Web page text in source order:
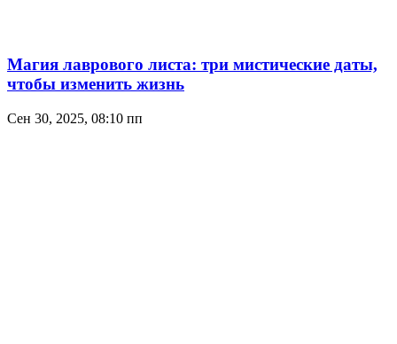
Магия лаврового листа: три мистические даты,
чтобы изменить жизнь
Сен 30, 2025, 08:10 пп